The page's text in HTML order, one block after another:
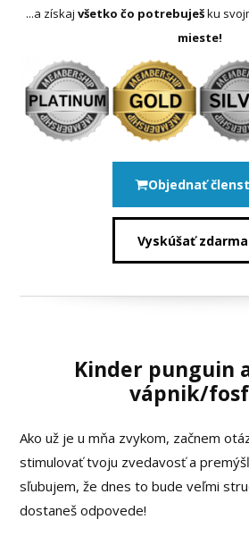
...a získaj všetko čo potrebuješku
mieste!
Objednať
Vyskúšať zdarma
Kinder punguin
vápnik/
Ako už je u mňa zvykom, začnem
stimulovať tvoju zvedavosť a
sľubujem, že dnes to bude veľmi
dostaneš odpovede!